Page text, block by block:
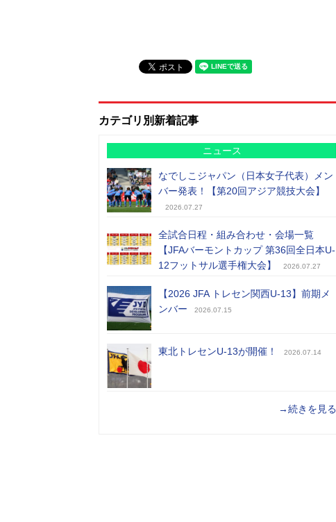
カテゴリ別新着記事
ニュース
なでしこジャパン（日本女子代表）メン
バー発表！【第20回アジア競技大会】
2026.07.27
全試合日程・組み合わせ・会場一覧
【JFAバーモントカップ 第36回全日本U-
12フットサル選手権大会】
2026.07.27
【2026 JFA トレセン関西U-13】前期メ
ンバー
2026.07.15
東北トレセンU-13が開催！ 2026.07.14
→続きを見る